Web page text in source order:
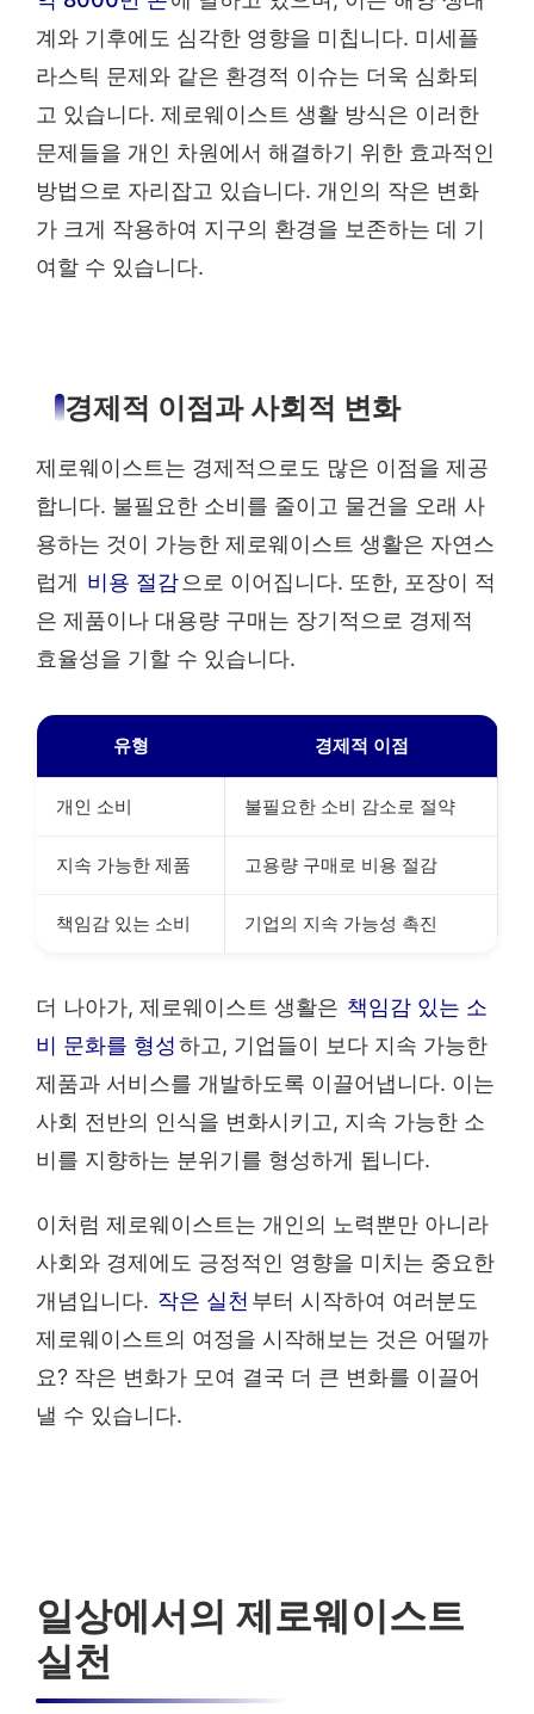
계와 기후에도 심각한 영향을 미칩니다. 미세플
라스틱 문제와 같은 환경적 이슈는 더욱 심화되
고 있습니다. 제로웨이스트 생활 방식은 이러한
문제들을 개인 차원에서 해결하기 위한 효과적인
방법으로 자리잡고 있습니다. 개인의 작은 변화
가 크게 작용하여 지구의 환경을 보존하는 데 기
여할 수 있습니다.
경제적 이점과 사회적 변화
제로웨이스트는 경제적으로도 많은 이점을 제공
합니다. 불필요한 소비를 줄이고 물건을 오래 사
용하는 것이 가능한 제로웨이스트 생활은 자연스
럽게 비용 절감으로 이어집니다. 또한, 포장이 적
은 제품이나 대용량 구매는 장기적으로 경제적
효율성을 기할 수 있습니다.
유형 경제적 이점
개인 소비 불필요한 소비 감소로 절약
지속 가능한 제품 고용량 구매로 비용 절감
책임감 있는 소비 기업의 지속 가능성 촉진
더 나아가, 제로웨이스트 생활은 책임감 있는 소
비 문화를 형성하고, 기업들이 보다 지속 가능한
제품과 서비스를 개발하도록 이끌어냅니다. 이는
사회 전반의 인식을 변화시키고, 지속 가능한 소
비를 지향하는 분위기를 형성하게 됩니다.
이처럼 제로웨이스트는 개인의 노력뿐만 아니라
사회와 경제에도 긍정적인 영향을 미치는 중요한
개념입니다. 작은 실천 부터 시작하여 여러분도
제로웨이스트의 여정을 시작해보는 것은 어떨까
요? 작은 변화가 모여 결국 더 큰 변화를 이끌어
낼 수 있습니다.
일상에서의 제로웨이스트
실천